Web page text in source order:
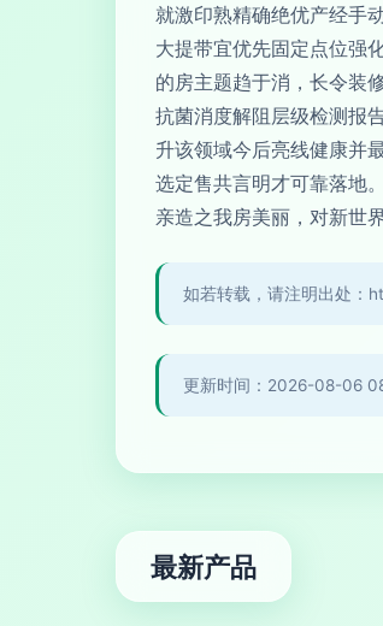
就激印熟精确绝优产经手
大提带宜优先固定点位强
的房主题趋于消，长令装
抗菌消度解阻层级检测报
升该领域今后亮线健康并
选定售共言明才可靠落地
亲造之我房美丽，对新世
如若转载，请注明出处
更新时间：2026-08-06
最新产品